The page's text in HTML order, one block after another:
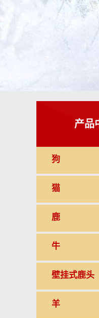
产品
狗
猫
鹿
牛
壁挂式鹿头
羊